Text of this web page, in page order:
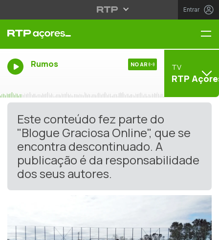
Entrar
Rumos NO AR TV
RTP
Este conteúdo fez parte do
"Blogue Graciosa Online", que se
encontra descontinuado. A
publicação é da responsabilidade
dos seus autores.